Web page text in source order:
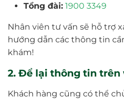
Tổng đài: 1900 3349
Nhân viên tư vấn sẽ hỗ trợ
hướng dẫn các thông tin
khám!
2. Để lại thông tin trên
Khách hàng cũng có thể